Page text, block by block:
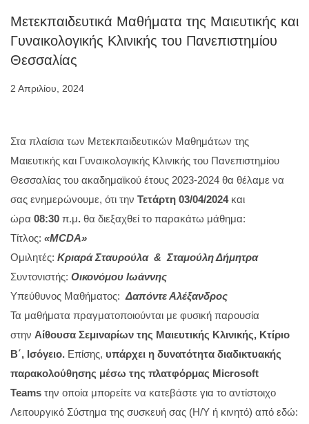
Μετεκπαιδευτικά Μαθήματα της Μαιευτικής και
Γυναικολογικής Κλινικής του Πανεπιστημίου
Θεσσαλίας
2 Απριλίου, 2024
Στα πλαίσια των Μετεκπαιδευτικών Μαθημάτων της
Μαιευτικής και Γυναικολογικής Κλινικής του Πανεπιστημίου
Θεσσαλίας του ακαδημαϊκού έτους 2023-2024 θα θέλαμε να
σας ενημερώνουμε, ότι την Τετάρτη 03/04/2024και
ώρα 08:30 π.μ. θα διεξαχθεί το παρακάτω μάθημα:
Τίτλος: «MCDA»
Ομιλητές: Κριαρά Σταυρούλα & Σταμούλη Δήμητρα
Συντονιστής: Οικονόμου Ιωάννης
Υπεύθυνος Μαθήματος:Δαπόντε Αλέξανδρος
Τα μαθήματα πραγματοποιούνται με φυσική παρουσία
στην Αίθουσα Σεμιναρίων της Μαιευτικής Κλινικής, Kτίριο
Β΄, Ισόγειο. Επίσης, υπάρχει η δυνατότητα διαδικτυακής
παρακολούθησης μέσω της πλατφόρμας Microsoft
Teams την οποία μπορείτε να κατεβάστε για το αντίστοιχο
Λειτουργικό Σύστημα της συσκευή σας (Η/Υ ή κινητό) από εδώ: